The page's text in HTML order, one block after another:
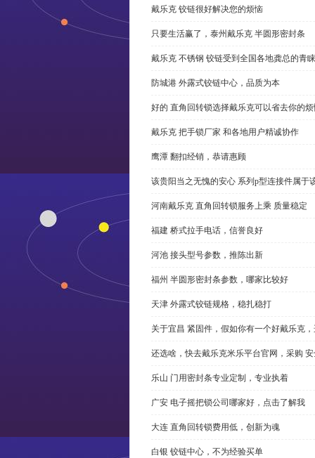
戴乐克 铰链很好解决您的烦恼
只要生活赢了，泰州戴乐克 半圆形密封条
戴乐克 不锈钢 铰链受到全国各地龚总的青睐
防城港 外露式铰链中心，品质为本
好的 直角回转锁选择戴乐克可以省去你的
戴乐克 把手锁厂家 和各地用户精诚协作
鹰潭 翻扣经销，恭请惠顾
该贵阳当之无愧的安心 系列p型连接件属于
河南戴乐克 直角回转锁服务上乘 质量稳定
福建 桥式拉手电话，信誉良好
河池 接头型号参数，推陈出新
福州 半圆形密封条参数，哪家比较好
天津 外露式铰链规格，稳扎稳打
关于宜昌 紧固件，假如你有一个好戴乐克
还选啥，快去戴乐克米乐平台官网，采购
乐山 门用密封条专业定制，专业执着
广安 电子摇把锁公司哪家好，点击了解我
大连 直角回转锁费用低，创新为魂
白银 铰链中心，不为经验买单